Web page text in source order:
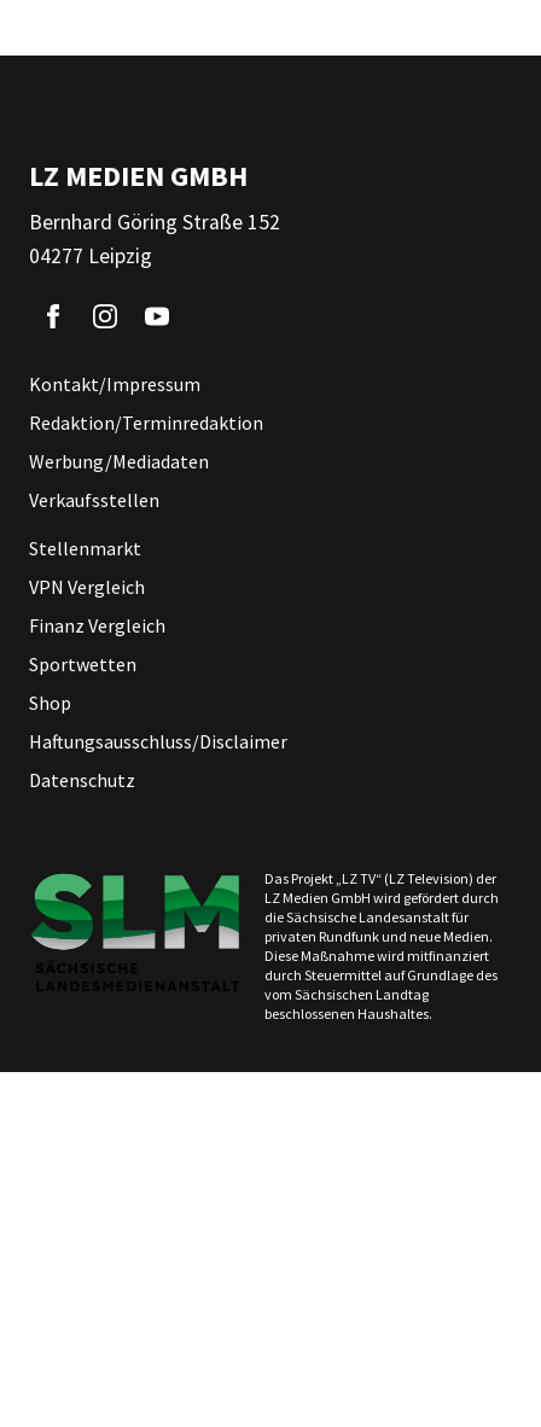
LZ MEDIEN GMBH
Bernhard Göring Straße 152
04277 Leipzig
Kontakt/Impressum
Redaktion/Terminredaktion
Werbung/Mediadaten
Verkaufsstellen
Stellenmarkt
VPN Vergleich
Finanz Vergleich
Sportwetten
Shop
Haftungsausschluss/Disclaimer
Datenschutz
Das Projekt „LZ TV“ (LZ Television) der
LZ Medien GmbH wird gefördert durch
die Sächsische Landesanstalt für
privaten Rundfunk und neue Medien.
Diese Maßnahme wird mitfinanziert
durch Steuermittel auf Grundlage des
vom Sächsischen Landtag
beschlossenen Haushaltes.